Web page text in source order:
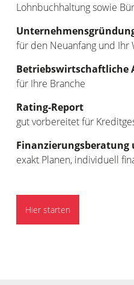
Lohnbuchhaltung sowie
für den Neuanfang und Ihr
Betriebswirtschaftliche
für Ihre Branche
Rating-Report
gut vorbereitet für
exakt Planen, individuell
Hier starten